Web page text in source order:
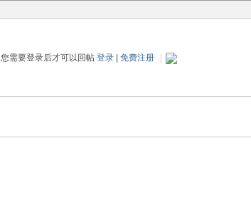
您需要登录后才可以回帖 登录| 免费注册